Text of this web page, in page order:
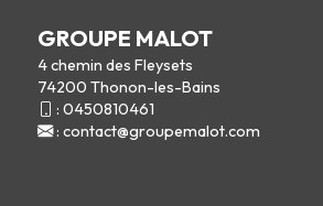
GROUPE MALOT
4 chemin des Fleysets
74200 Thonon-les-Bains
: 0450810461
: contact@groupemalot.com